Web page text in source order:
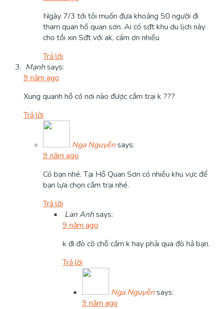
Ngày 7/3 tới tôi muốn đưa khoảng 50 người đi
tham quan hồ quan sơn. Ai có sđt khu du lịch này
cho tồi xin Sđt với ak, cám ơn nhiều
Trả lời
Mạnhsays:
9 năm ago
Xung quanh hồ có nơi nào được cắm trại k ???
Trả lời
Nga Nguyễnsays:
9 năm ago
Có bạn nhé. Tại Hồ Quan Sơn có nhiều khu vực để
bạn lựa chọn cắm trại nhé.
Trả lời
Lan Anhsays:
9 năm ago
k đi đò cõ chỗ cắm k hay phải qua đò hả bạn.
Trả lời
Nga Nguyễnsays:
9 năm ago